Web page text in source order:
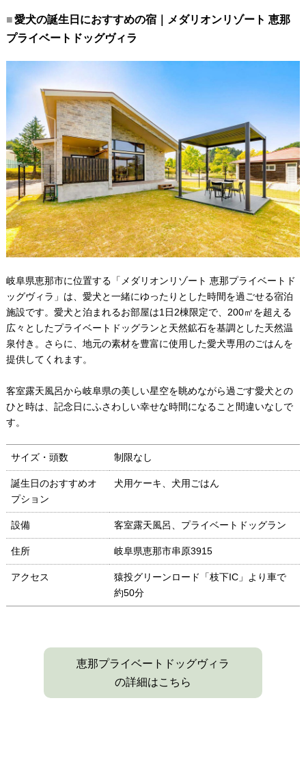
愛犬の誕生日におすすめの宿｜メダリオンリゾート 恵那
プライベートドッグヴィラ
岐阜県恵那市に位置する「メダリオンリゾート 恵那プライベートド
ッグヴィラ」は、愛犬と一緒にゆったりとした時間を過ごせる宿泊
施設です。愛犬と泊まれるお部屋は1日2棟限定で、200㎡を超える
広々としたプライベートドッグランと天然鉱石を基調とした天然温
泉付き。さらに、地元の素材を豊富に使用した愛犬専用のごはんを
提供してくれます。
客室露天風呂から岐阜県の美しい星空を眺めながら過ごす愛犬との
ひと時は、記念日にふさわしい幸せな時間になること間違いなしで
す。
サイズ・頭数 制限なし
誕生日のおすすめオ
プション
犬用ケーキ、犬用ごはん
設備 客室露天風呂、プライベートドッグラン
住所 岐阜県恵那市串原3915
アクセス
猿投グリーンロード「枝下IC」より車で
約50分
恵那プライベートドッグヴィラ
の詳細はこちら